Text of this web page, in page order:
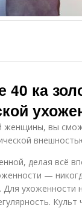
40 ка
женщины, вы
делая всё
—
Для